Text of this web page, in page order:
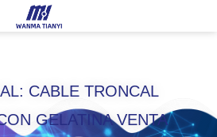
CABLE TRONCAL
GELATINA VENTA